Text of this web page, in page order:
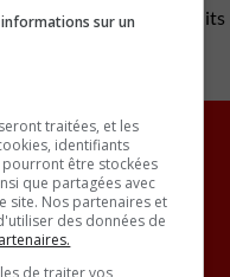
Model S et X construits
Y des années modèles
sur un
traitées, et les
identifiants
être stockées
que partagées avec
site. Nos partenaires et
des données de
de traiter vos